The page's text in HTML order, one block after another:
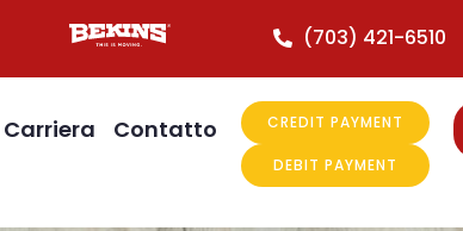
(703) 421-6510
Carriera Contatto CREDIT PAYMENT
DEBIT PAYMENT